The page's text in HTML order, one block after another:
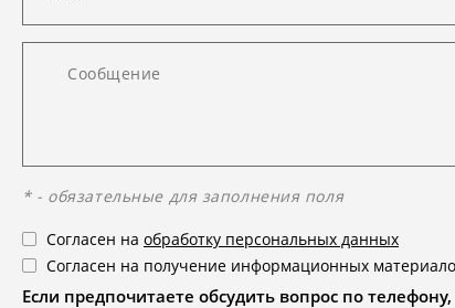
* - обязательные для заполнения поля
Согласен на обработку персональных данных
Согласен на получение информационных
Если предпочитаете обсудить вопрос по